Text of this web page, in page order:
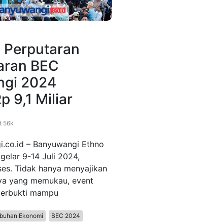
BEC
2024
9,1 Miliar
56k
– Banyuwangi Ethno
9-14 Juli 2024,
Tidak hanya menyajikan
yang memukau, event
mampu
Ekonomi
BEC 2024